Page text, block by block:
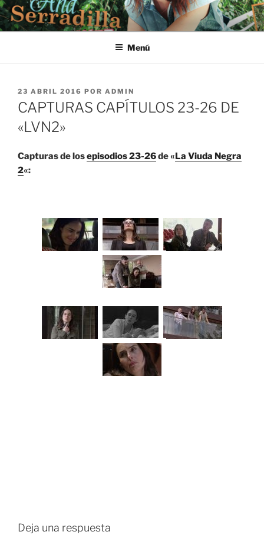
Saltar
al
contenido
Menú
PUBLICADO
EL
23 ABRIL 2016 POR ADMIN
CAPTURAS CAPÍTULOS 23-26 DE
«LVN2»
Capturas de losepisodios 23-26de «La Viuda Negra
2«:
Deja una respuesta